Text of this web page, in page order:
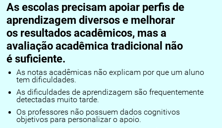
As escolas precisam apoiar perfis de
aprendizagem diversos e melhorar
os resultados acadêmicos, mas a
avaliação acadêmica tradicional não
é suficiente.
As notas acadêmicas não explicam por que um aluno
tem dificuldades.
As dificuldades de aprendizagem são frequentemente
detectadas muito tarde.
Os professores não possuem dados cognitivos
objetivos para personalizar o apoio.